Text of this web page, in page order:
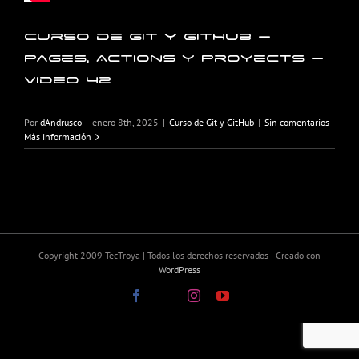
Curso de Git y GitHub –
Pages, Actions y Proyects –
Video 42
Por dAndrusco | enero 8th, 2025 | Curso de Git y GitHub | Sin comentarios
Más información
Copyright 2009 TecTroya | Todos los derechos reservados | Creado con
WordPress
Facebook InstagramYouTube